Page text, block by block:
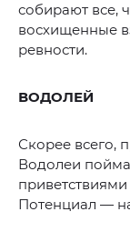
собирают все,
восхищенные
ревности.
ВОДОЛЕЙ
Скорее всего,
Водолеи
Потенциал —